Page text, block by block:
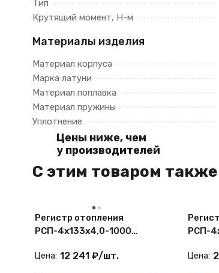
Тип
Крутящий момент, H-м
Материалы изделия
Материал корпуса
Марка латуни
Материал поплавка
Материал пружины
Уплотнение
Цены ниже, чем
у производителей
C этим товаром
Регистр отопления
РСП-4x133x4,0-1000
четырёхрядный с
Цена: 12 241 ₽/шт.
РСП-
Цена: